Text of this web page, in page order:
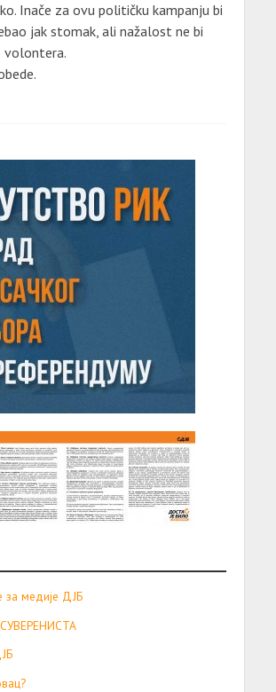
Inače za ovu političku kampanju bi
jak stomak, ali nažalost ne bi
volontera.
за медије ДЈБ
СУВЕРЕНИСТА